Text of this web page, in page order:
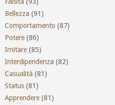
Bellezza (91)
Comportamento (87)
Potere (86)
Imitare (85)
Interdipendenza (82)
Casualità (81)
Status (81)
Apprendere (81)